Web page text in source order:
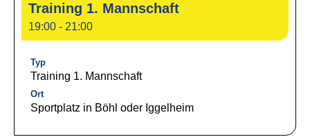
Training 1. Mannschaft
19:00 - 21:00
Typ
Training 1. Mannschaft
Ort
Sportplatz in Böhl oder Iggelheim